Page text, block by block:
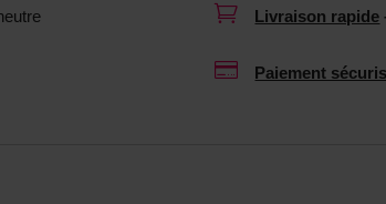
 Livraison rapide
 Paiement